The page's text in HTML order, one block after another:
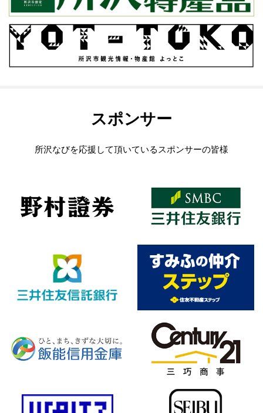
スポンサー
所沢なびを応援して頂いているスポンサーの皆様